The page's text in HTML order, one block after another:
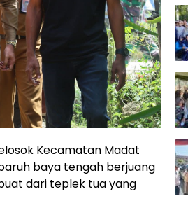
Kecamatan Madat
baya tengah berjuang
dari teplek tua yang